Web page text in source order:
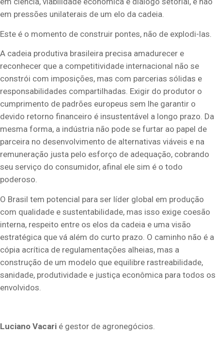
em pressões unilaterais de um elo da cadeia.
Este é o momento de construir pontes, não de explodi-las.
A cadeia produtiva brasileira precisa amadurecer e
reconhecer que a competitividade internacional não se
constrói com imposições, mas com parcerias sólidas e
responsabilidades compartilhadas. Exigir do produtor o
cumprimento de padrões europeus sem lhe garantir o
devido retorno financeiro é insustentável a longo prazo. Da
mesma forma, a indústria não pode se furtar ao papel de
parceira no desenvolvimento de alternativas viáveis e na
remuneração justa pelo esforço de adequação, cobrando
seu serviço do consumidor, afinal ele sim é o todo
poderoso.
O Brasil tem potencial para ser líder global em produção
com qualidade e sustentabilidade, mas isso exige coesão
interna, respeito entre os elos da cadeia e uma visão
estratégica que vá além do curto prazo. O caminho não é a
cópia acrítica de regulamentações alheias, mas a
construção de um modelo que equilibre rastreabilidade,
sanidade, produtividade e justiça econômica para todos os
envolvidos.
Luciano Vacari é gestor de agronegócios.